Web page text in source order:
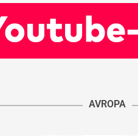
AVROPA